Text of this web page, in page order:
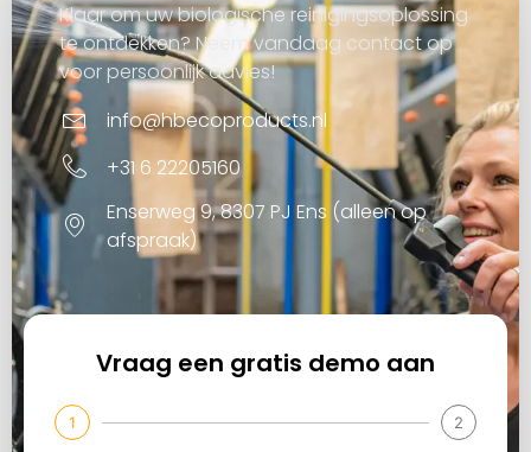
Klaar om uw biologische reinigingsoplossing
te ontdekken? Neem vandaag contact op
voor persoonlijk advies!
info@hbecoproducts.nl
+31 6 22205160
Enserweg 9, 8307 PJ Ens (alleen op
afspraak)
Vraag een gratis demo aan
1 2